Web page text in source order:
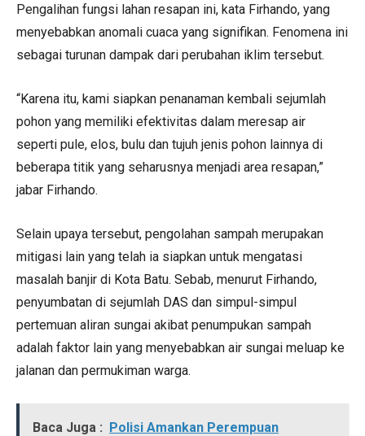
Pengalihan fungsi lahan resapan ini, kata Firhando, yang
menyebabkan anomali cuaca yang signifikan. Fenomena ini
sebagai turunan dampak dari perubahan iklim tersebut.
“Karena itu, kami siapkan penanaman kembali sejumlah
pohon yang memiliki efektivitas dalam meresap air
seperti pule, elos, bulu dan tujuh jenis pohon lainnya di
beberapa titik yang seharusnya menjadi area resapan,”
jabar Firhando.
Selain upaya tersebut, pengolahan sampah merupakan
mitigasi lain yang telah ia siapkan untuk mengatasi
masalah banjir di Kota Batu. Sebab, menurut Firhando,
penyumbatan di sejumlah DAS dan simpul-simpul
pertemuan aliran sungai akibat penumpukan sampah
adalah faktor lain yang menyebabkan air sungai meluap ke
jalanan dan permukiman warga.
Baca Juga : Polisi Amankan Perempuan